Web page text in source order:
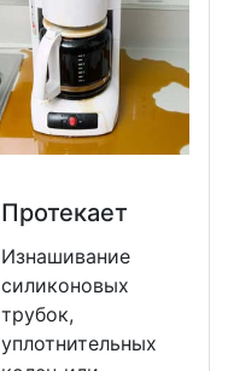
Протекает
Изнашивание
силиконовых
трубок,
уплотнительных